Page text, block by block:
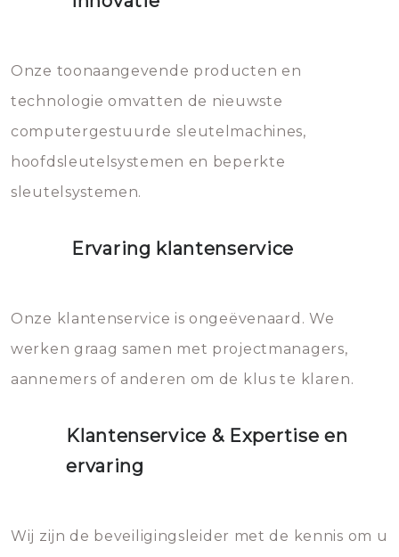
geheel vervangen moet worden.
mee, die u gemakkelijk kunt
vermijden.
Onze toonaangevende producten en
technologie omvatten de nieuwste
computergestuurde sleutelmachines,
hoofdsleutelsystemen en beperkte
sleutelsystemen.
Ervaring klantenservice
Onze klantenservice is ongeëvenaard. We
werken graag samen met projectmanagers,
aannemers of anderen om de klus te klaren.
Klantenservice & Expertise en
ervaring
Wij zijn de beveiligingsleider met de kennis om u